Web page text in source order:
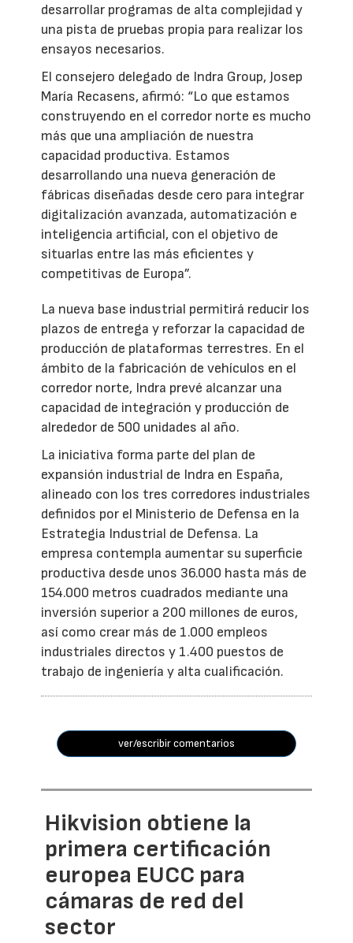
desarrollar programas de alta complejidad y
una pista de pruebas propia para realizar los
ensayos necesarios.
El consejero delegado de Indra Group, Josep
María Recasens, afirmó: “Lo que estamos
construyendo en el corredor norte es mucho
más que una ampliación de nuestra
capacidad productiva. Estamos
desarrollando una nueva generación de
fábricas diseñadas desde cero para integrar
digitalización avanzada, automatización e
inteligencia artificial, con el objetivo de
situarlas entre las más eficientes y
competitivas de Europa”.
La nueva base industrial permitirá reducir los
plazos de entrega y reforzar la capacidad de
producción de plataformas terrestres. En el
ámbito de la fabricación de vehículos en el
corredor norte, Indra prevé alcanzar una
capacidad de integración y producción de
alrededor de 500 unidades al año.
La iniciativa forma parte del plan de
expansión industrial de Indra en España,
alineado con los tres corredores industriales
definidos por el Ministerio de Defensa en la
Estrategia Industrial de Defensa. La
empresa contempla aumentar su superficie
productiva desde unos 36.000 hasta más de
154.000 metros cuadrados mediante una
inversión superior a 200 millones de euros,
así como crear más de 1.000 empleos
industriales directos y 1.400 puestos de
trabajo de ingeniería y alta cualificación.
ver/escribir comentarios
Hikvision obtiene la
primera certificación
europea EUCC para
cámaras de red del
sector